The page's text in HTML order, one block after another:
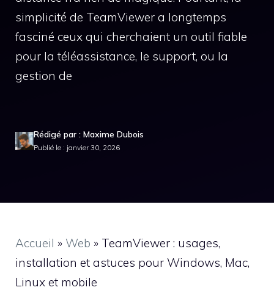
simplicité de TeamViewer a longtemps
fasciné ceux qui cherchaient un outil fiable
pour la téléassistance, le support, ou la
gestion de
Rédigé par : Maxime Dubois
Publié le : janvier 30, 2026
Accueil » Web » TeamViewer : usages,
installation et astuces pour Windows, Mac,
Linux et mobile